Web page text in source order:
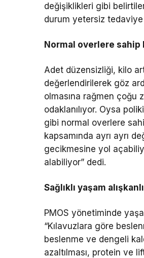
değişiklikleri gibi
durum yetersiz
Normal overlere sahip
Adet düzensizliği, kilo
değerlendirilerek göz
olmasına rağmen çoğu
odaklanılıyor. Oysa
gibi normal overlere
kapsamında ayrı ayrı
gecikmesine yol
alabiliyor” dedi.
Sağlıklı yaşam
PMOS yönetiminde
“Kılavuzlara göre
beslenme ve dengeli
azaltılması, protein ve